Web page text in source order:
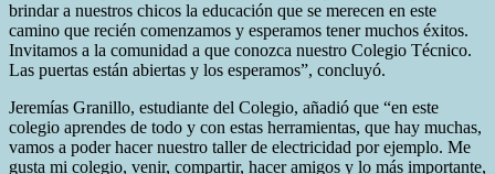
brindar a nuestros chicos la educación que se merecen en este
camino que recién comenzamos y esperamos tener muchos éxitos.
Invitamos a la comunidad a que conozca nuestro Colegio Técnico.
Las puertas están abiertas y los esperamos”, concluyó.
Jeremías Granillo, estudiante del Colegio, añadió que “en este
colegio aprendes de todo y con estas herramientas, que hay muchas,
vamos a poder hacer nuestro taller de electricidad por ejemplo. Me
gusta mi colegio, venir, compartir, hacer amigos y lo más importante,